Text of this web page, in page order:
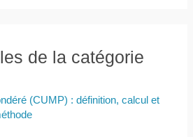
de la catégorie
(CUMP) : définition, calcul et